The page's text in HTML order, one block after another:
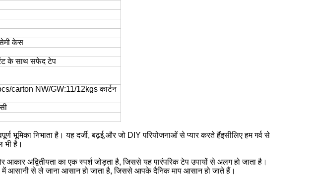
केस
के साथ सफेद टेप
carton NW/GW:11/12kgs कार्टन
निभाता है। यह दर्जी, बढ़ई,और जो DIY परियोजनाओं से प्यार करते हैंइसीलिए हम गर्व से
भी है।
अद्वितीयता का एक स्पर्श जोड़ता है, जिससे यह पारंपरिक टेप उपायों से अलग हो जाता है।
आसानी से ले जाना आसान हो जाता है, जिससे आपके दैनिक माप आसान हो जाते हैं।